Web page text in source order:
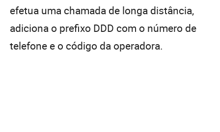
efetua uma chamada de longa distância,
adiciona o prefixo DDD com o número de
telefone e o código da operadora.